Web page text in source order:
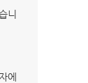
니
에